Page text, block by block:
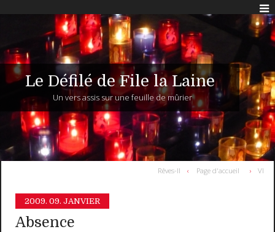
Le Défilé de File la Laine
Un vers assis sur une feuille de mûrier
Rêves-II Page d'accueil VI
2009. 09. JANVIER
Absence